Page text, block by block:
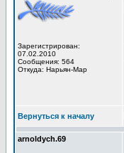
Зарегистрирован:
07.02.2010
Сообщения: 564
Откуда: Нарьян-Мар
Вернуться к началу
arnoldych.69